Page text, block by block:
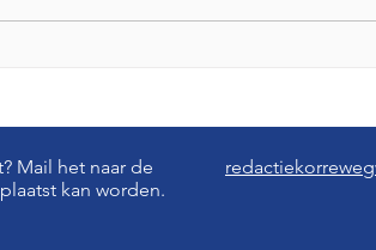
Mail het naar de
kan worden.